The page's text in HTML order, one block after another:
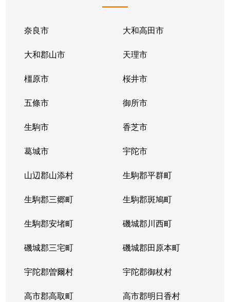
奈良市 大和高田市
大和郡山市 天理市
橿原市 桜井市
五條市 御所市
生駒市 香芝市
葛城市 宇陀市
山辺郡山添村 生駒郡平群町
生駒郡三郷町 生駒郡斑鳩町
生駒郡安堵町 磯城郡川西町
磯城郡三宅町 磯城郡田原本町
宇陀郡曽爾村 宇陀郡御杖村
高市郡高取町 高市郡明日香村